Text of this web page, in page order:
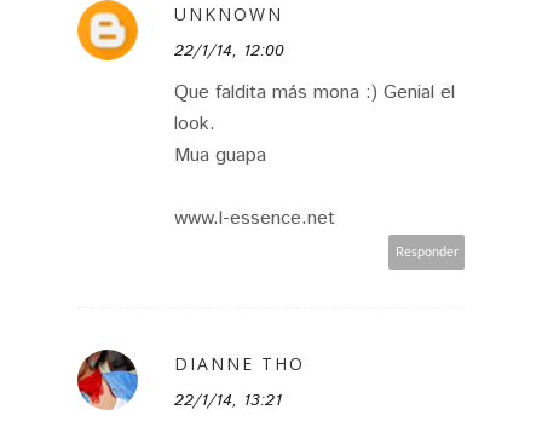
UNKNOWN
22/1/14, 12:00
Que faldita más mona :) Genial el
look.
Mua guapa
www.l-essence.net
Responder
DIANNE THO
22/1/14, 13:21